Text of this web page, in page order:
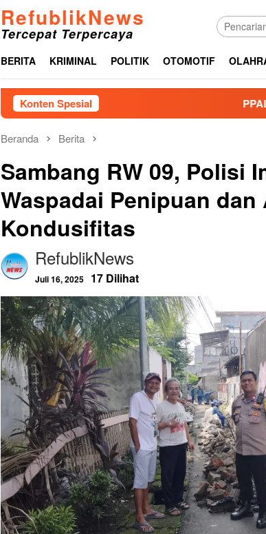
RefublikNews
Tercepat Terpercaya
BERITA KRIMINAL POLITIK OTOMOTIF
Konten Spesial PPAL Gelar
Beranda Berita
Sambang RW 09, Polisi
Waspadai Penipuan dan
Kondusifitas
RefublikNews
Juli 16, 2025 17 Dilihat